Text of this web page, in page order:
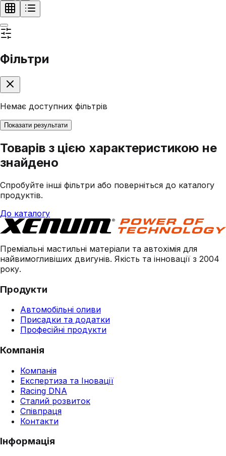
Фільтри
Немає доступних фільтрів
Показати результати
Товарів з цією характеристикою не
знайдено
Спробуйте інші фільтри або поверніться до каталогу
продуктів.
До каталогу
Преміальні мастильні матеріали та автохімія для
найвимогливіших двигунів. Якість та інновації з 2004
року.
Продукти
Автомобільні оливи
Присадки та додатки
Професійні продукти
Компанія
Компанія
Експертиза та Іновації
Racing DNA
Сталий розвиток
Співпраця
Контакти
Інформація